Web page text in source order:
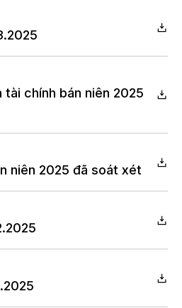
chính bán niên 2025
niên 2025 đã soát xét